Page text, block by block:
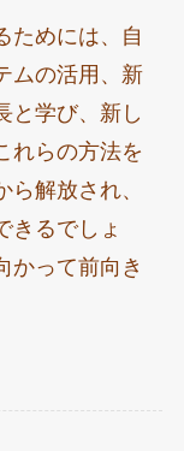
ためには、自
ムの活用、新
と学び、新し
れらの方法を
解放され、
きるでしょ
かって前向き